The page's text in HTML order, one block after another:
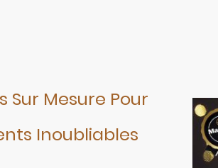
Sur Mesure Pour
Inoubliables